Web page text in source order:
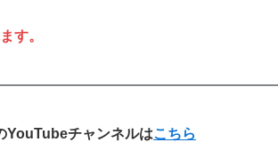
す。
チャンネルはこちら